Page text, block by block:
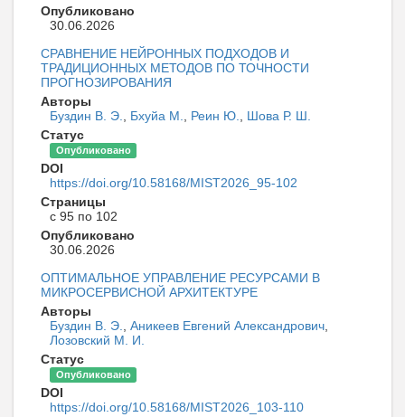
Опубликовано
30.06.2026
СРАВНЕНИЕ НЕЙРОННЫХ ПОДХОДОВ И
ТРАДИЦИОННЫХ МЕТОДОВ ПО ТОЧНОСТИ
ПРОГНОЗИРОВАНИЯ
Авторы
Буздин В. Э.
Бхуйа М. Реин Ю.
Шова Р. Ш.
Статус
Опубликовано
DOI
https://doi.org/10.58168/MIST2026_95-102
Страницы
с 95 по 102
Опубликовано
30.06.2026
ОПТИМАЛЬНОЕ УПРАВЛЕНИЕ РЕСУРСАМИ В
МИКРОСЕРВИСНОЙ АРХИТЕКТУРЕ
Авторы
Буздин В. Э.
Аникеев Евгений Александрович
Лозовский М. И.
Статус
Опубликовано
DOI
https://doi.org/10.58168/MIST2026_103-110